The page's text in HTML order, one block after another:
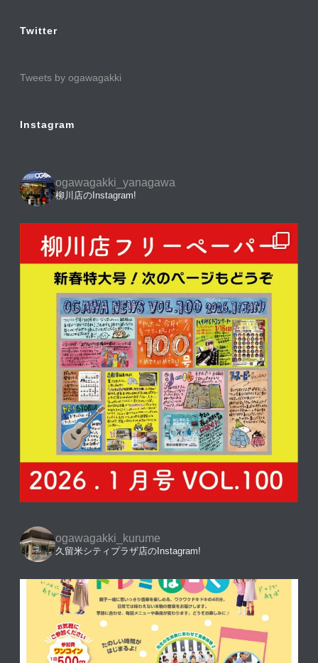
Twitter
Tweets by ogawagakki
Instagram
ogawagakki_yanagawa
柳川店のInstagram!
ogawagakki_kurume
久留米シティプラザ店のInstagram!